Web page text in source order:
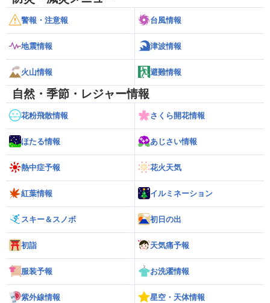
警報・注意報 台風情報
地震情報 津波情報
火山情報 避難情報
自然・季節・レジャー情報
花粉飛散情報 さくら開花情報
ほたる情報 あじさい情報
熱中症予報 花火天気
紅葉情報 イルミネーション
スキー＆スノボ 初日の出
初詣 天気痛予報
服装予報 お洗濯情報
紫外線情報 星空・天体情報